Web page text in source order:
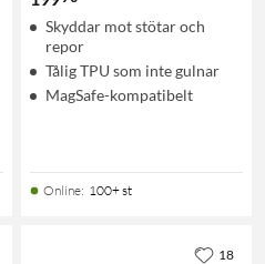
Skyddar mot stötar och
repor
Tålig TPU som inte gulnar
MagSafe-kompatibelt
Online: 100+ st
18